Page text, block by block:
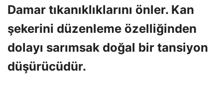
Damar tıkanıklıklarını önler. Kan
şekerini düzenleme özelliğinden
dolayı sarımsak doğal bir tansiyon
düşürücüdür.